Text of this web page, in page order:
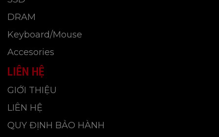
DRAM
Keyboard/Mouse
Accesories
LIÊN HỆ
GIỚI THIỆU
LIÊN HỆ
QUY ĐỊNH BẢO HÀNH